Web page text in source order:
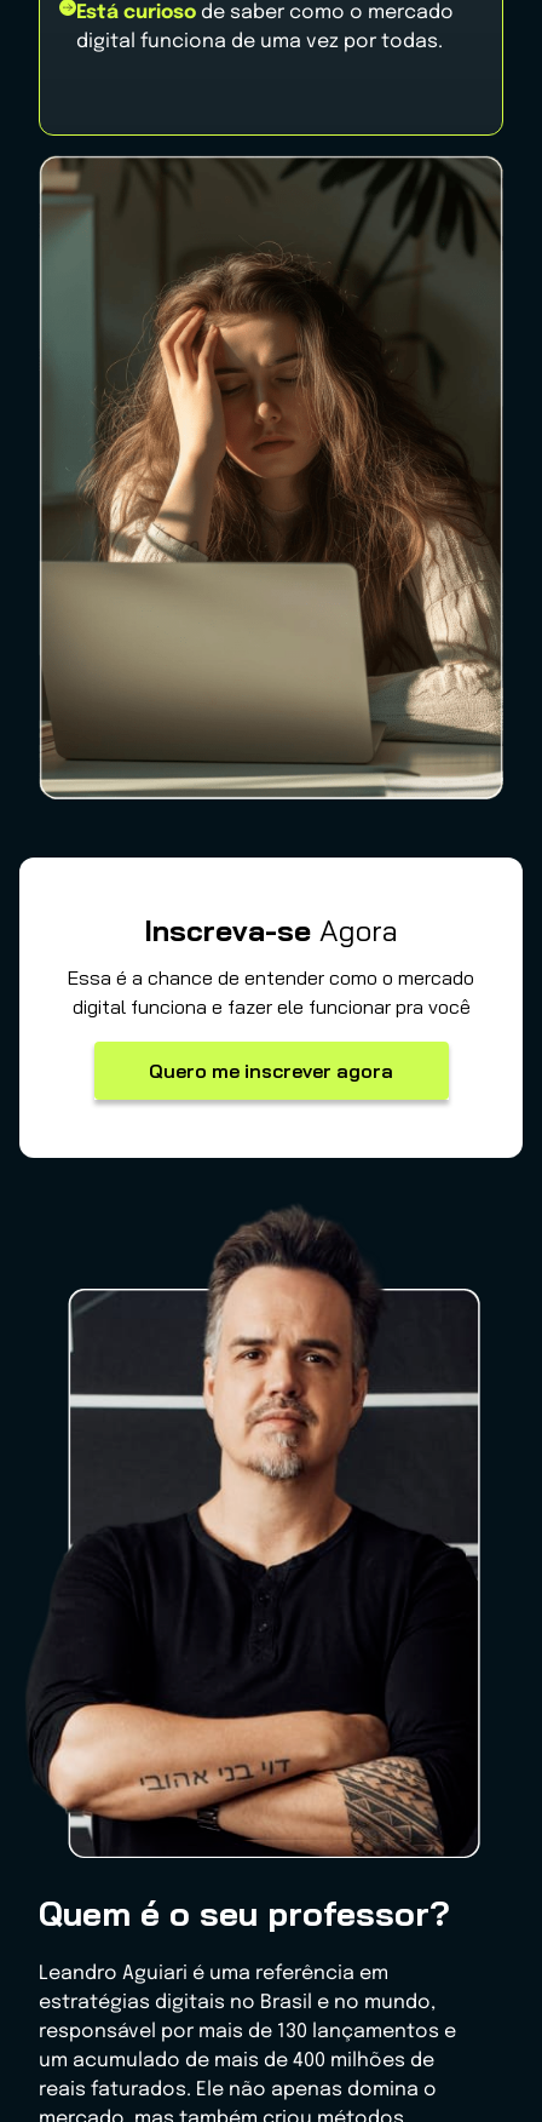
Está curioso de saber como o mercado
digital funciona de uma vez por todas.
Inscreva-se Agora
Essa é a chance de entender como o mercado
digital funciona e fazer ele funcionar pra você
Quero me inscrever agora
Quem é o seu professor?
Leandro Aguiari é uma referência em
estratégias digitais no Brasil e no mundo,
responsável por mais de 130 lançamentos e
um acumulado de mais de 400 milhões de
reais faturados. Ele não apenas domina o